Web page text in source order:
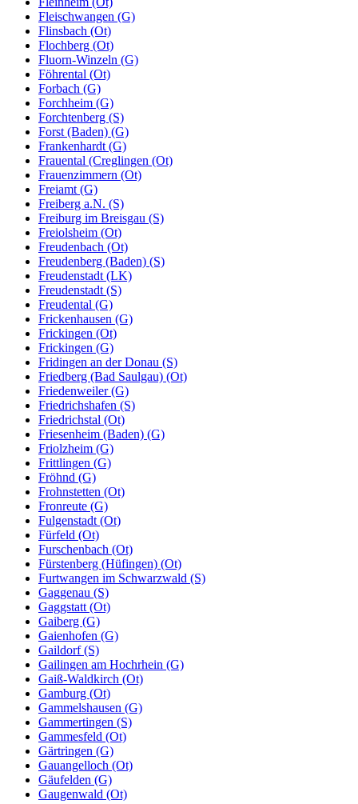
Fleischwangen (G)
Flinsbach (Ot)
Flochberg (Ot)
Fluorn-Winzeln (G)
Föhrental (Ot)
Forbach (G)
Forchheim (G)
Forchtenberg (S)
Forst (Baden) (G)
Frankenhardt (G)
Frauental (Creglingen (Ot)
Frauenzimmern (Ot)
Freiamt (G)
Freiberg a.N. (S)
Freiburg im Breisgau (S)
Freiolsheim (Ot)
Freudenbach (Ot)
Freudenberg (Baden) (S)
Freudenstadt (LK)
Freudenstadt (S)
Freudental (G)
Frickenhausen (G)
Frickingen (Ot)
Frickingen (G)
Fridingen an der Donau (S)
Friedberg (Bad Saulgau) (Ot)
Friedenweiler (G)
Friedrichshafen (S)
Friedrichstal (Ot)
Friesenheim (Baden) (G)
Friolzheim (G)
Frittlingen (G)
Fröhnd (G)
Frohnstetten (Ot)
Fronreute (G)
Fulgenstadt (Ot)
Fürfeld (Ot)
Furschenbach (Ot)
Fürstenberg (Hüfingen) (Ot)
Furtwangen im Schwarzwald (S)
Gaggenau (S)
Gaggstatt (Ot)
Gaiberg (G)
Gaienhofen (G)
Gaildorf (S)
Gailingen am Hochrhein (G)
Gaiß-Waldkirch (Ot)
Gamburg (Ot)
Gammelshausen (G)
Gammertingen (S)
Gammesfeld (Ot)
Gärtringen (G)
Gauangelloch (Ot)
Gäufelden (G)
Gaugenwald (Ot)